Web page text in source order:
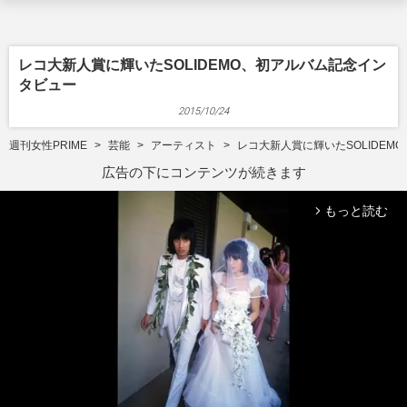
レコ大新人賞に輝いたSOLIDEMO、初アルバム記念イン
タビュー
2015/10/24
週刊女性PRIME 芸能 アーティスト レコ大新人賞に輝いた
広告の下にコンテンツが続きます
arrow_forward_ios もっと読む